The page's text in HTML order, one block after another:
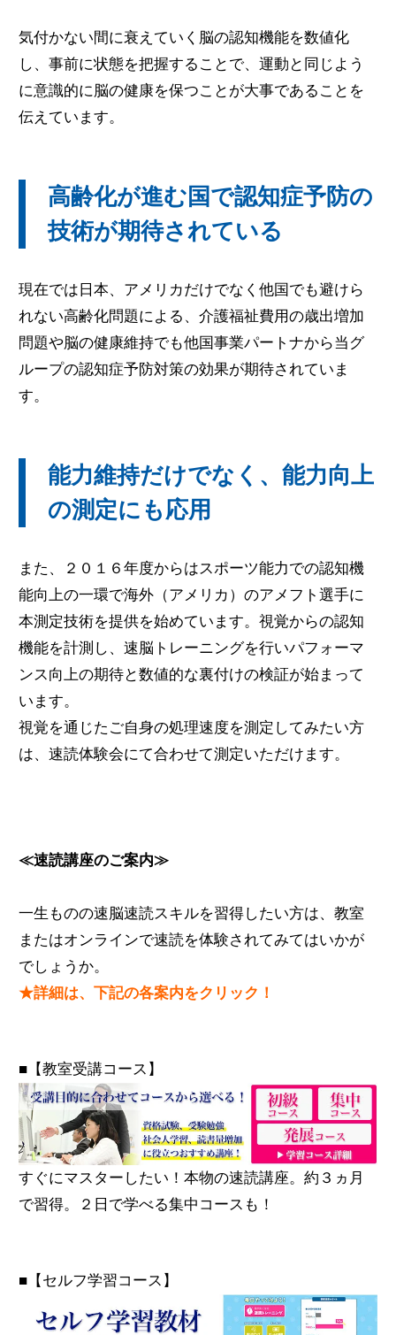
気付かない間に衰えていく脳の認知機能を数値化
し、事前に状態を把握することで、運動と同じよう
に意識的に脳の健康を保つことが大事であることを
伝えています。
高齢化が進む国で認知症予防の
技術が期待されている
現在では日本、アメリカだけでなく他国でも避けら
れない高齢化問題による、介護福祉費用の歳出増加
問題や脳の健康維持でも他国事業パートナから当グ
ループの認知症予防対策の効果が期待されていま
す。
能力維持だけでなく、能力向上
の測定にも応用
また、２０１６年度からはスポーツ能力での認知機
能向上の一環で海外（アメリカ）のアメフト選手に
本測定技術を提供を始めています。視覚からの認知
機能を計測し、速脳トレーニングを行いパフォーマ
ンス向上の期待と数値的な裏付けの検証が始まって
います。
視覚を通じたご自身の処理速度を測定してみたい方
は、速読体験会にて合わせて測定いただけます。
≪速読講座のご案内≫
一生ものの速脳速読スキルを習得したい方は、教室
またはオンラインで速読を体験されてみてはいかが
でしょうか。
★詳細は、下記の各案内をクリック！
■【教室受講コース】
すぐにマスターしたい！本物の速読講座。約３ヵ月
で習得。２日で学べる集中コースも！
■【セルフ学習コース】